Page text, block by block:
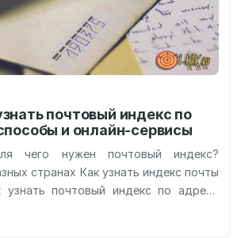
почтовый индекс по
и онлайн-сервисы
чего нужен почтовый индекс?
странах Как узнать индекс почты
почтовый индекс по адресу